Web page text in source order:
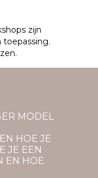
zijn
toepassing.
MODEL
HOE JE
JE EEN
EN HOE